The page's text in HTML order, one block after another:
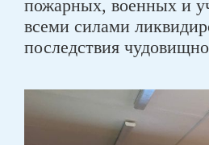
пожарных, военных и
всеми силами
последствия